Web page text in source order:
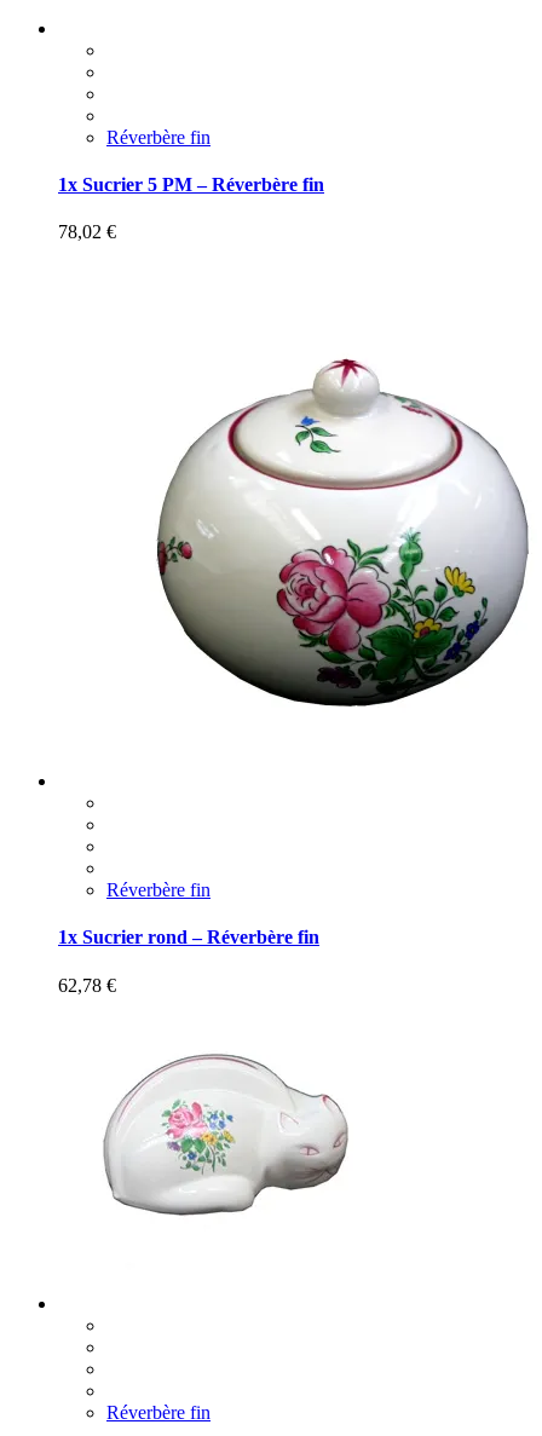
Réverbère fin
1x Sucrier 5 PM – Réverbère fin
78,02 €
Réverbère fin
1x Sucrier rond – Réverbère fin
62,78 €
Réverbère fin